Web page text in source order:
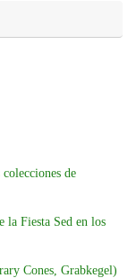
de
la Fiesta Sed en los
Cones, Grabkegel)